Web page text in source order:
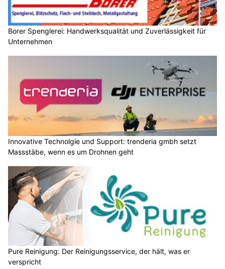
Borer Spenglerei: Handwerksqualität und Zuverlässigkeit für
Unternehmen
Innovative Technolgie und Support: trenderia gmbh setzt
Massstäbe, wenn es um Drohnen geht
Pure Reinigung: Der Reinigungsservice, der hält, was er
verspricht